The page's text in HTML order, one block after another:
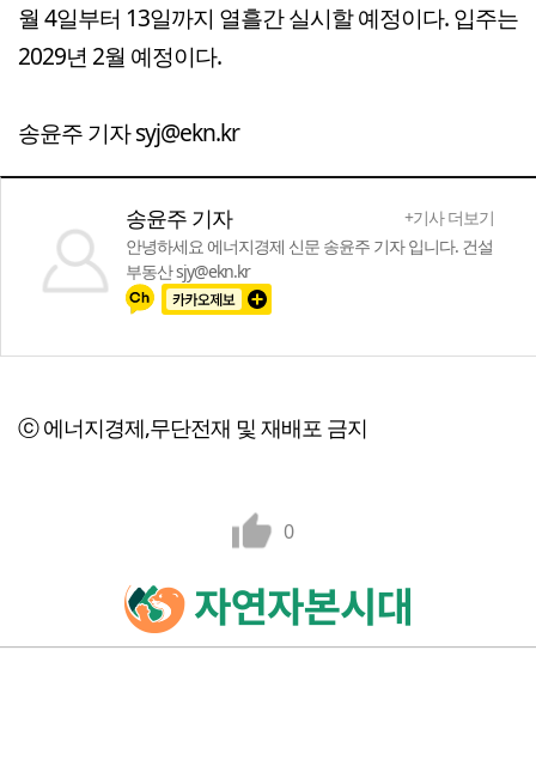
월 4일부터 13일까지 열흘간 실시할 예정이다. 입주는
2029년 2월 예정이다.
송윤주 기자 syj@ekn.kr
송윤주 기자
+기사 더보기
안녕하세요 에너지경제 신문 송윤주 기자 입니다. 건설
부동산 sjy@ekn.kr
ⓒ 에너지경제,무단전재 및 재배포 금지
0